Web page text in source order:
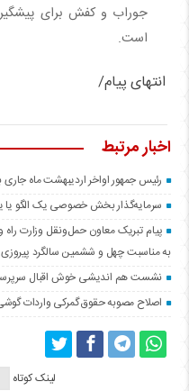
جوراب و کفش برای
است.
انتهای پیام/
اخبار مرتبط
رئیس جمهور اواخر اردیبهشت ماه جاری
سرمایه‌گذار بخش خصوصی یک الگو یا
️پیام تبریک معاون حمل‌ونقل وزارت
به مناسبت چهل و ششمین سالگرد پیروزی
نشست هم اندیشی خوش اقبال سرپرست
اصلاح مصوبه حقوق گمرکی واردات
لینک کوتاه